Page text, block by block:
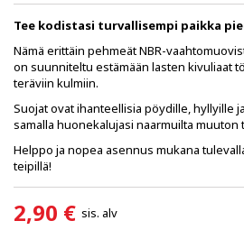
Tee kodistasi turvallisempi paikka
Nämä erittäin pehmeät NBR-
on suunniteltu estämään lasten kivuliaat
teräviin kulmiin.
Suojat ovat ihanteellisia pöydille, hyllyille
samalla huonekalujasi naarmuilta muuton
Helppo ja nopea asennus mukana
teipillä!
2,90 € sis. alv